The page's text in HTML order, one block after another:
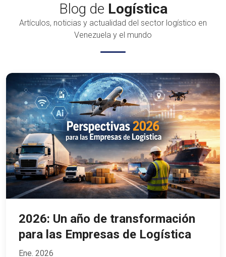
Blog de Logística
Artículos, noticias y actualidad del sector logístico en
Venezuela y el mundo
2026: Un año de transformación
para las Empresas de Logística
Ene. 2026